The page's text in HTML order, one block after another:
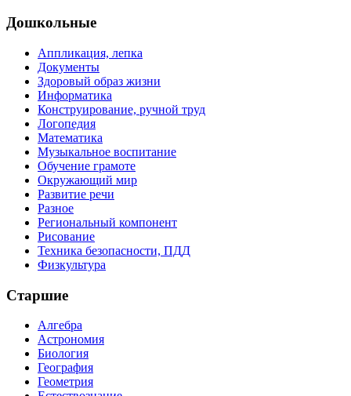
Дошкольные
Аппликация, лепка
Документы
Здоровый образ жизни
Информатика
Конструирование, ручной труд
Логопедия
Математика
Музыкальное воспитание
Обучение грамоте
Окружающий мир
Развитие речи
Разное
Региональный компонент
Рисование
Техника безопасности, ПДД
Физкультура
Старшие
Алгебра
Астрономия
Биология
География
Геометрия